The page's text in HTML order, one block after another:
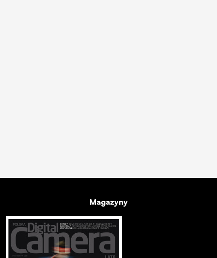
Magazyny